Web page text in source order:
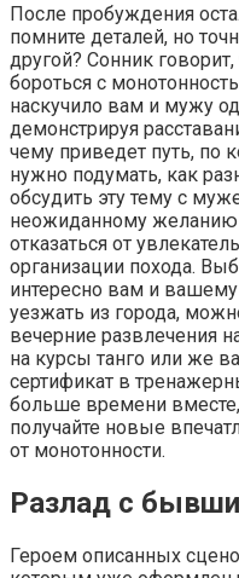
После пробуждения
помните деталей, но
другой? Сонник
бороться с
наскучило вам и мужу
демонстрируя
чему приведет путь, по
нужно подумать, как
обсудить эту тему с
неожиданному
отказаться от
организации похода.
интересно вам и
уезжать из города,
вечерние развлечения
на курсы танго или же
сертификат в
больше времени
получайте новые
от монотонности.
Разлад с
Героем описанных